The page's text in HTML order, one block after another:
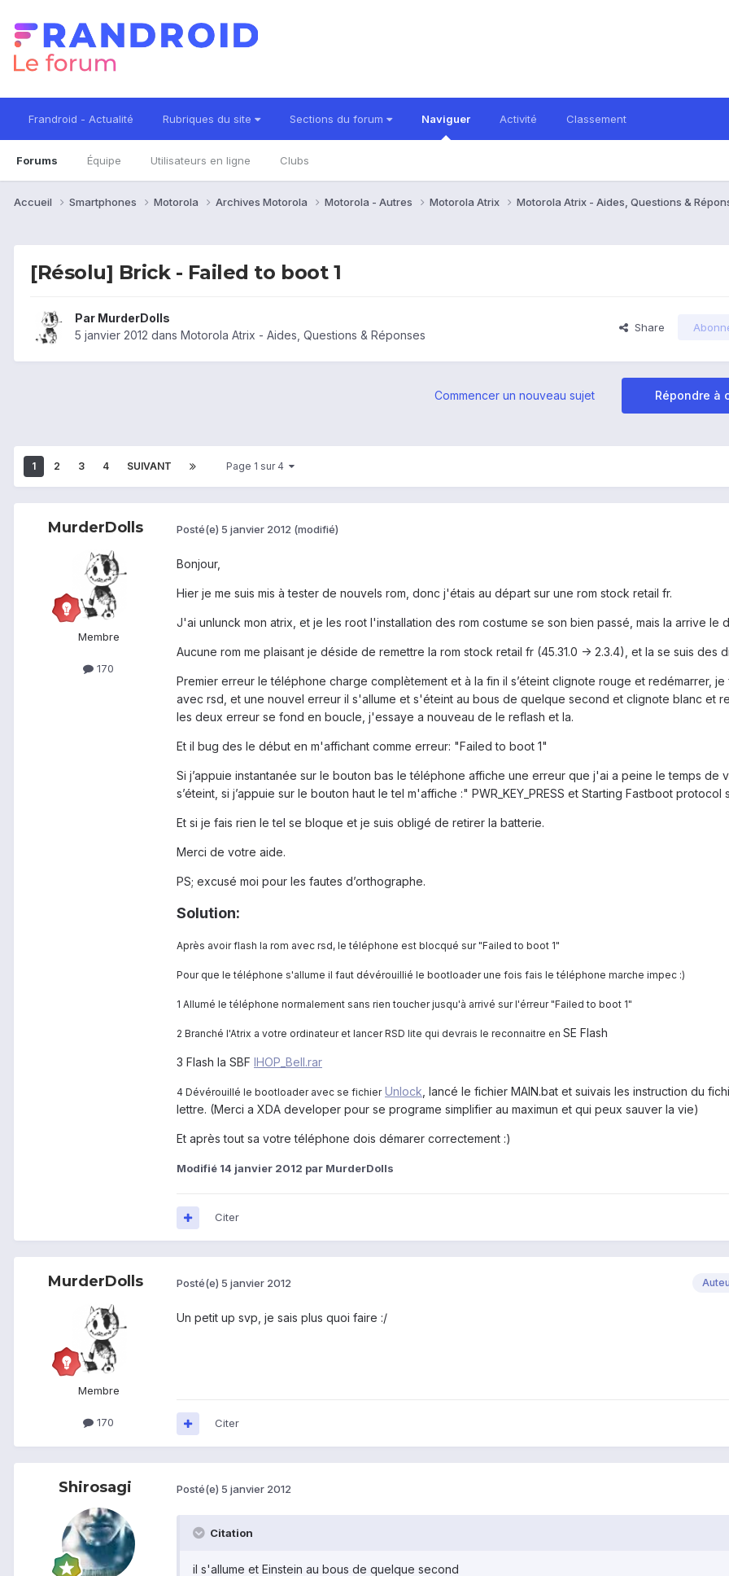
Frandroid - Actualité Rubriques du site Sections du forum Naviguer
Forums Équipe Utilisateurs en ligne Clubs
Activité Classement
Accueil Smartphones Motorola Archives Motorola Motorola - Autres Motorola Atrix Motorola Atrix - Aides, Questions &
[Résolu] Brick - Failed to boot 1
Par MurderDolls
5 janvier 2012 dans Motorola Atrix - Aides, Questions & Réponses
Share
Répondre à
Commencer un nouveau sujet
1 2 3 4 SUIVANT Page 1 sur 4
MurderDolls
Membre
170
Posté(e) 5 janvier 2012 (modifié)
Bonjour,
Hier je me suis mis à tester de nouvels rom, donc j'étais au départ sur une rom stock retail fr.
J'ai unlunck mon atrix, et je les root l'installation des rom costume se son bien passé, mais la arrive le
Aucune rom me plaisant je déside de remettre la rom stock retail fr (45.31.0 -> 2.3.4), et la se suis des
Premier erreur le téléphone charge complètement et à la fin il s’éteint clignote rouge et redémarrer, je
avec rsd, et une nouvel erreur il s'allume et s'éteint au bous de quelque second et clignote blanc et
les deux erreur se fond en boucle, j'essaye a nouveau de le reflash et la.
Et il bug des le début en m'affichant comme erreur: "Failed to boot 1"
Si j’appuie instantanée sur le bouton bas le téléphone affiche une erreur que j'ai a peine le temps de
s’éteint, si j’appuie sur le bouton haut le tel m'affiche :" PWR_KEY_PRESS et Starting Fastboot protocol
Et si je fais rien le tel se bloque et je suis obligé de retirer la batterie.
Merci de votre aide.
PS; excusé moi pour les fautes d’orthographe.
Solution:
Après avoir flash la rom avec rsd, le téléphone est blocqué sur "Failed to boot 1"
Pour que le téléphone s'allume il faut dévérouillié le bootloader une fois fais le téléphone marche impec :)
1 Allumé le téléphone normalement sans rien toucher jusqu'à arrivé sur l'érreur "Failed to boot 1"
2 Branché l'Atrix a votre ordinateur et lancer RSD lite qui devrais le reconnaitre en SE Flash
3 Flash la SBF IHOP_Bell.rar
4 Dévérouillé le bootloader avec se fichier Unlock , lancé le fichier MAIN.bat et suivais les instruction du
lettre. (Merci a XDA developer pour se programe simplifier au maximun et qui peux sauver la vie)
Et après tout sa votre téléphone dois démarer correctement :)
Modifié 14 janvier 2012 par MurderDolls
Citer
MurderDolls
Membre
170
Posté(e) 5 janvier 2012
Un petit up svp, je sais plus quoi faire :/
Citer
Shirosagi Posté(e) 5 janvier 2012
Citation
il s'allume et Einstein au bous de quelque second